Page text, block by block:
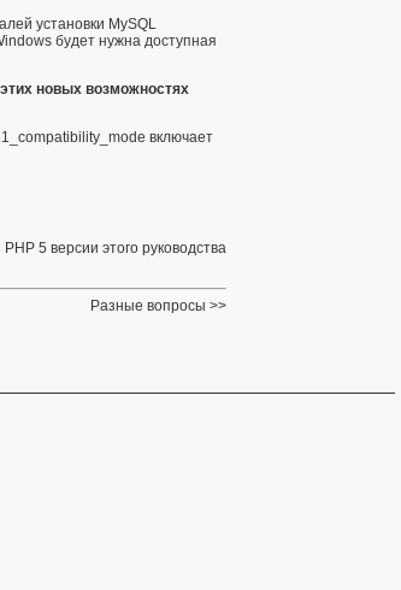
установки MySQL
будет нужна доступная
новых возможностях
включает
5 версии этого руководства
Разные вопросы